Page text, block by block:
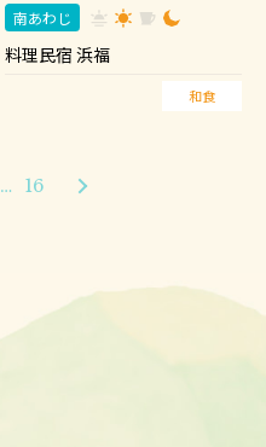
南あわじ
料理民宿 浜福
和食
… 16